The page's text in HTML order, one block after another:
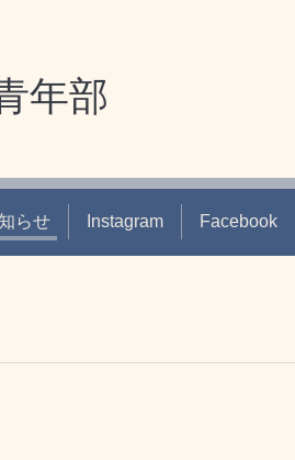
年部
らせ Instagram Facebook